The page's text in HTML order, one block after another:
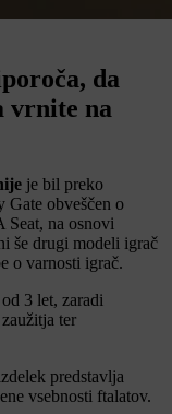
da
vrnite na
je bil preko
Gate obveščen o
Seat, na osnovi
še drugi modeli igrač
o varnosti igrač.
3 let, zaradi
ter
predstavlja
vsebnosti ftalatov.